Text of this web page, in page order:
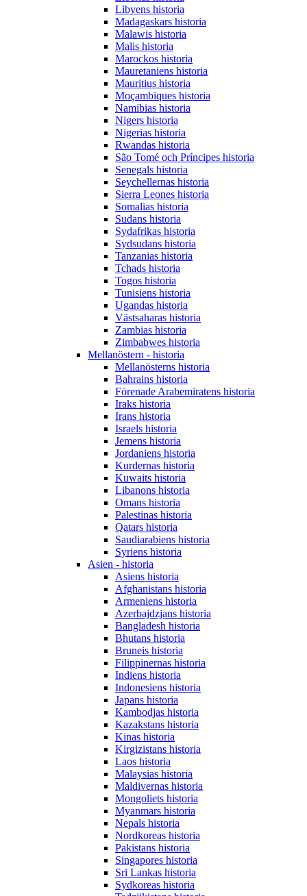
Libyens historia
Madagaskars historia
Malawis historia
Malis historia
Marockos historia
Mauretaniens historia
Mauritius historia
Moçambiques historia
Namibias historia
Nigers historia
Nigerias historia
Rwandas historia
São Tomé och Príncipes historia
Senegals historia
Seychellernas historia
Sierra Leones historia
Somalias historia
Sudans historia
Sydafrikas historia
Sydsudans historia
Tanzanias historia
Tchads historia
Togos historia
Tunisiens historia
Ugandas historia
Västsaharas historia
Zambias historia
Zimbabwes historia
Mellanöstern - historia
Mellanösterns historia
Bahrains historia
Förenade Arabemiratens historia
Iraks historia
Irans historia
Israels historia
Jemens historia
Jordaniens historia
Kurdernas historia
Kuwaits historia
Libanons historia
Omans historia
Palestinas historia
Qatars historia
Saudiarabiens historia
Syriens historia
Asien - historia
Asiens historia
Afghanistans historia
Armeniens historia
Azerbajdzjans historia
Bangladesh historia
Bhutans historia
Bruneis historia
Filippinernas historia
Indiens historia
Indonesiens historia
Japans historia
Kambodjas historia
Kazakstans historia
Kinas historia
Kirgizistans historia
Laos historia
Malaysias historia
Maldivernas historia
Mongoliets historia
Myanmars historia
Nepals historia
Nordkoreas historia
Pakistans historia
Singapores historia
Sri Lankas historia
Sydkoreas historia